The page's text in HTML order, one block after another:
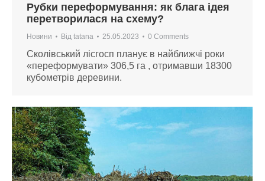
Рубки переформування: як блага ідея
перетворилася на схему?
Новини Від tatana 25.05.2023 0 Comments
Сколівський лісгосп планує в найближчі роки
«переформувати» 306,5 га , отримавши 18300
кубометрів деревини.